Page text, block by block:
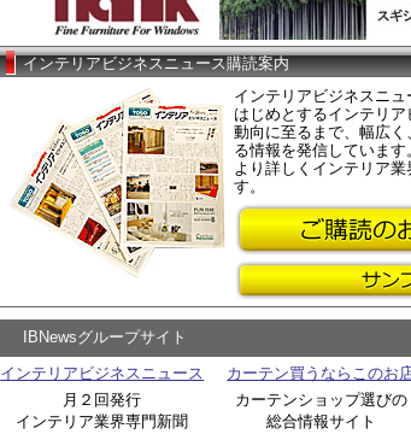
インテリアビジネスニュース購読案内
インテリアビジネスニ
はじめとするインテリ
動向に至るまで、幅広
る情報を発信しています。
より詳しくインテリア
す。
IBNewsグループサイト
インテリアビジネスニュース
月２回発行
インテリア業界専門新聞
カーテン買うならこのお
カーテンショップ選びの
総合情報サイト